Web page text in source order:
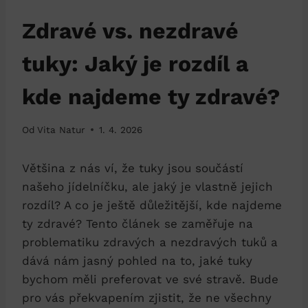
Zdravé vs. nezdravé
tuky: Jaký je rozdíl a
kde najdeme ty zdravé?
Od Vita Natur 1. 4. 2026
Většina z nás ví, že tuky jsou součástí
našeho jídelníčku, ale jaký je vlastně jejich
rozdíl? A co je ještě důležitější, kde najdeme
ty zdravé? Tento článek se zaměřuje na
problematiku zdravých a nezdravých tuků a
dává nám jasný pohled na to, jaké tuky
bychom měli preferovat ve své stravě. Bude
pro vás překvapením zjistit, že ne všechny